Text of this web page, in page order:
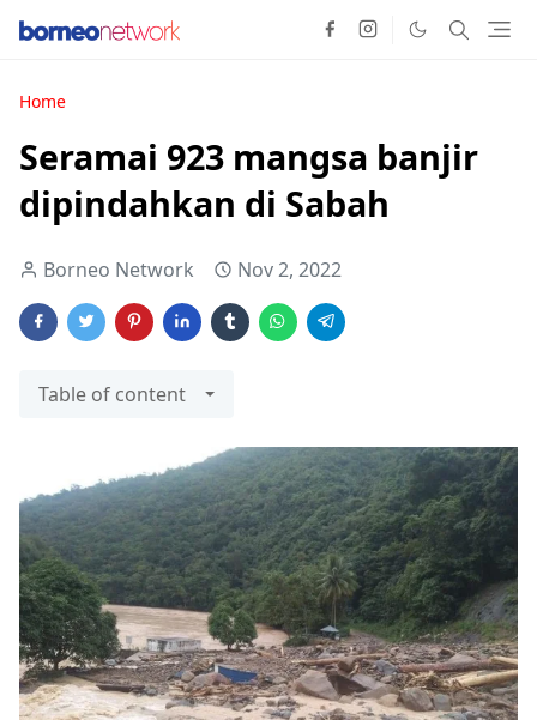
Home
Seramai 923 mangsa banjir
dipindahkan di Sabah
Borneo Network Nov 2, 2022
Table of content